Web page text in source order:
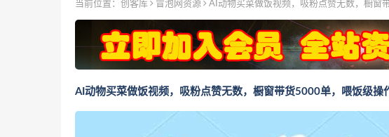
当前位置： 创客库 冒泡网资源 AI动物买菜做饭视频，吸粉点赞无数，橱窗
AI动物买菜做饭视频，吸粉点赞无数，橱窗带货5000单，喂饭级操